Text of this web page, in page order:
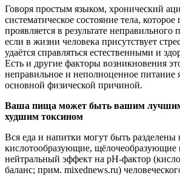
Говоря простым языком, хронический
систематическое состояние тела, которое
проявляется в результате неправильного
если в жизни человека присутствует
удаётся справляться естественными и
Есть и другие факторы возникновения
неправильное и неполноценное питание
основной физической причиной.
Ваша пища может быть вашим
худшим токсином
Вся еда и напитки могут быть разделены
кислотообразующие,
нейтральный эффект на рН-фактор
баланс; прим. mixednews.ru)